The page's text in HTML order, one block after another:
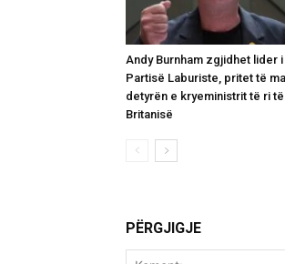
Andy Burnham zgjidhet lider i
Partisë Laburiste, pritet të
detyrën e kryeministrit të ri të
Britanisë
PËRGJIGJE